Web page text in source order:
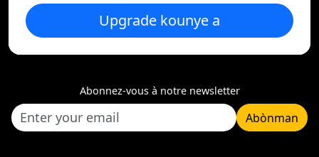
Upgrade kounye a
Abonnez-vous à notre newsletter
Abònman